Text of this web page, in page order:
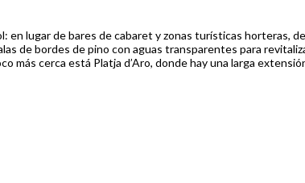
en lugar de bares de cabaret y zonas turísticas
de bordes de pino con aguas transparentes para
más cerca está Platja d’Aro, donde hay una larga